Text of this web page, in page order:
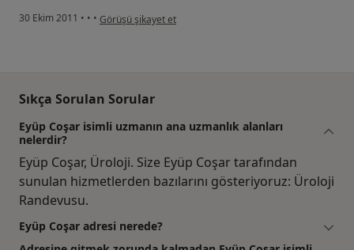
30 Ekim 2011 • • • kullanıcının görüşüne göre i̇...t
Görüşü şikayet et
Sıkça Sorulan Sorular
Eyüp Coşar isimli uzmanın ana uzmanlık alanları
nelerdir?
Eyüp Coşar, Üroloji. Size Eyüp Coşar tarafından
sunulan hizmetlerden bazılarını gösteriyoruz: Üroloji
Randevusu.
Eyüp Coşar adresi nerede?